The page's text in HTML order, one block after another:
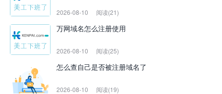
2026-08-10 阅读(21)
万网域名怎么注册使用
2026-08-10 阅读(25)
怎么查自己是否被注册域名了
2026-08-10 阅读(19)